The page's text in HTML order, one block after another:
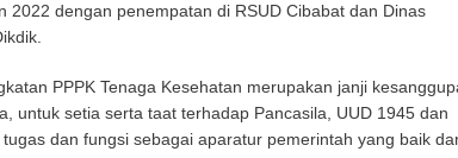
2022 dengan penempatan di RSUD Cibabat dan Dinas
PPPK Tenaga Kesehatan merupakan janji
untuk setia serta taat terhadap Pancasila, UUD 1945 dan
dan fungsi sebagai aparatur pemerintah yang baik